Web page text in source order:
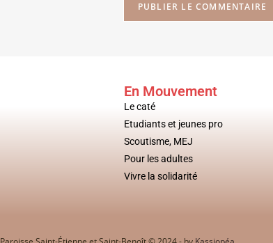
En Mouvement
Le caté
Etudiants et jeunes pro
Scoutisme, MEJ
Pour les adultes
Vivre la solidarité